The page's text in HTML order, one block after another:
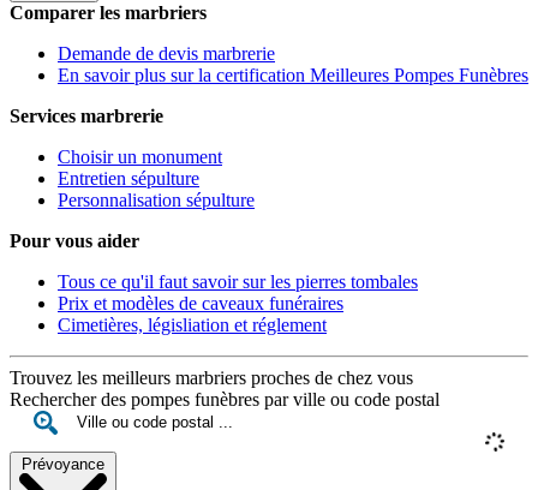
Comparer les marbriers
Demande de devis marbrerie
En savoir plus sur la certification Meilleures Pompes Funèbres
Services marbrerie
Choisir un monument
Entretien sépulture
Personnalisation sépulture
Pour vous aider
Tous ce qu'il faut savoir sur les pierres tombales
Prix et modèles de caveaux funéraires
Cimetières, législiation et réglement
Trouvez les meilleurs marbriers proches de chez vous
Rechercher des pompes funèbres par ville ou code postal
Prévoyance